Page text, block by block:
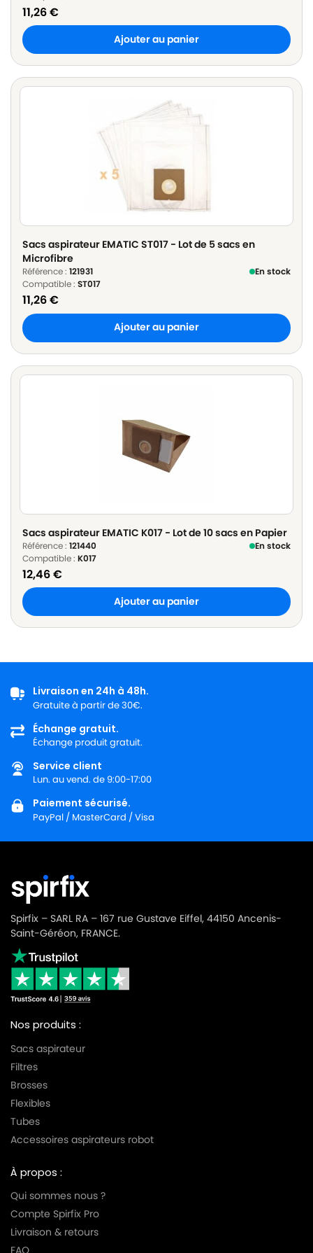
11,26€
Ajouter au panier
Sacs aspirateur EMATIC ST017 - Lot de 5 sacs en
Microfibre
Référence : 121931
En stock
Compatible : ST017
11,26€
Ajouter au panier
Sacs aspirateur EMATIC K017 - Lot de 10 sacs en Papier
Référence : 121440
En stock
Compatible : K017
12,46€
Ajouter au panier
Livraison en 24h à 48h.
Gratuite à partir de 30€.
Échange gratuit.
Échange produit gratuit.
Service client
Lun. au vend. de 9:00-17:00
Paiement sécurisé.
PayPal / MasterCard / Visa
Spirfix – SARL RA – 167 rue Gustave Eiffel, 44150 Ancenis-
Saint-Géréon, FRANCE.
Nos produits :
Sacs aspirateur
Filtres
Brosses
Flexibles
Tubes
Accessoires aspirateurs robot
À propos :
Qui sommes nous ?
Compte Spirfix Pro
Livraison & retours